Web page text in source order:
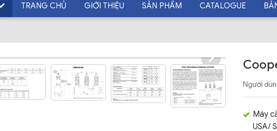
TRANG CHỦ GIỚI THIỆU SẢN PHẨM CATALOGUE
Người
Máy
USA/